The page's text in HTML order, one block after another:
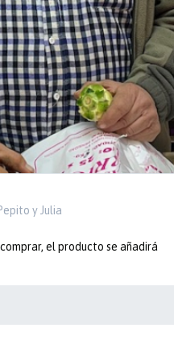
y Julia
el producto se añadirá